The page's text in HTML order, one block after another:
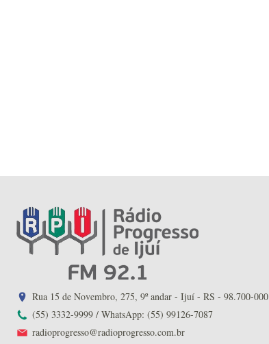
Rua 15 de Novembro, 275, 9º andar - Ijuí - RS - 98.700-000
(55) 3332-9999 / WhatsApp: (55) 99126-7087
radioprogresso@radioprogresso.com.br